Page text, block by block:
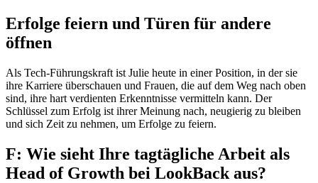
Erfolge feiern und Türen für andere
öffnen
Als Tech-Führungskraft ist Julie heute in einer Position, in der sie
ihre Karriere überschauen und Frauen, die auf dem Weg nach oben
sind, ihre hart verdienten Erkenntnisse vermitteln kann. Der
Schlüssel zum Erfolg ist ihrer Meinung nach, neugierig zu bleiben
und sich Zeit zu nehmen, um Erfolge zu feiern.
F: Wie sieht Ihre tagtägliche Arbeit als
Head of Growth bei LookBack aus?